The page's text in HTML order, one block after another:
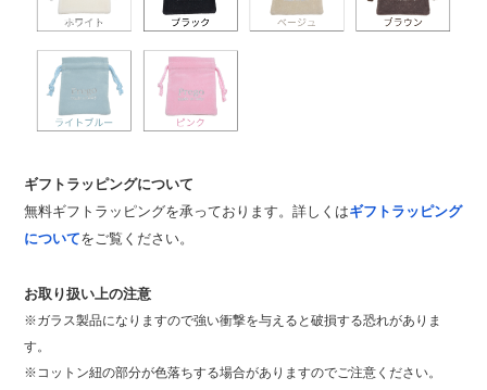
ギフトラッピングについて
無料ギフトラッピングを承っております。詳しくはギフトラッピング
についてをご覧ください。
お取り扱い上の注意
※ガラス製品になりますので強い衝撃を与えると破損する恐れがありま
す。
※コットン紐の部分が色落ちする場合がありますのでご注意ください。